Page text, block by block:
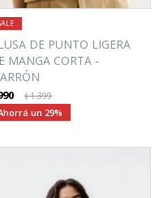
DE PUNTO LIGERA
MANGA CORTA -
$1.399
29